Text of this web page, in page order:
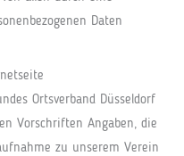
Daten
Ortsverband Düsseldorf
Vorschriften Angaben, die
zu unserem Verein